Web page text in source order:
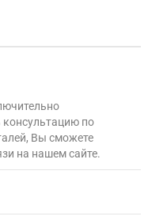
по
Вы сможете
на нашем сайте.